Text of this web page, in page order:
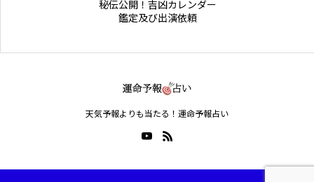
秘伝公開！吉凶カレンダー
鑑定及び出演依頼
天気予報よりも当たる！運命予報占い